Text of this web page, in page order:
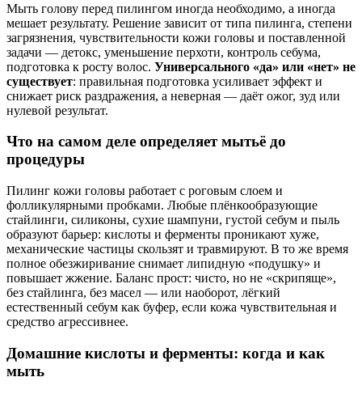
Мыть голову перед пилингом иногда необходимо, а иногда
мешает результату. Решение зависит от типа пилинга, степени
загрязнения, чувствительности кожи головы и поставленной
задачи — детокс, уменьшение перхоти, контроль себума,
подготовка к росту волос. Универсального «да» или «нет» не
существует: правильная подготовка усиливает эффект и
снижает риск раздражения, а неверная — даёт ожог, зуд или
нулевой результат.
Что на самом деле определяет мытьё до
процедуры
Пилинг кожи головы работает с роговым слоем и
фолликулярными пробками. Любые плёнкообразующие
стайлинги, силиконы, сухие шампуни, густой себум и пыль
образуют барьер: кислоты и ферменты проникают хуже,
механические частицы скользят и травмируют. В то же время
полное обезжиривание снимает липидную «подушку» и
повышает жжение. Баланс прост: чисто, но не «скрипяще»,
без стайлинга, без масел — или наоборот, лёгкий
естественный себум как буфер, если кожа чувствительная и
средство агрессивнее.
Домашние кислоты и ферменты: когда и как
мыть